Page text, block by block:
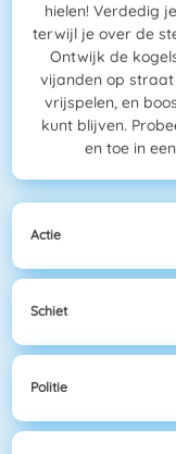
hielen! Verdedig
terwijl je over de
Ontwijk de
vijanden op
vrijspelen, en
kunt blijven.
en toe in
Actie
Schiet
Politie